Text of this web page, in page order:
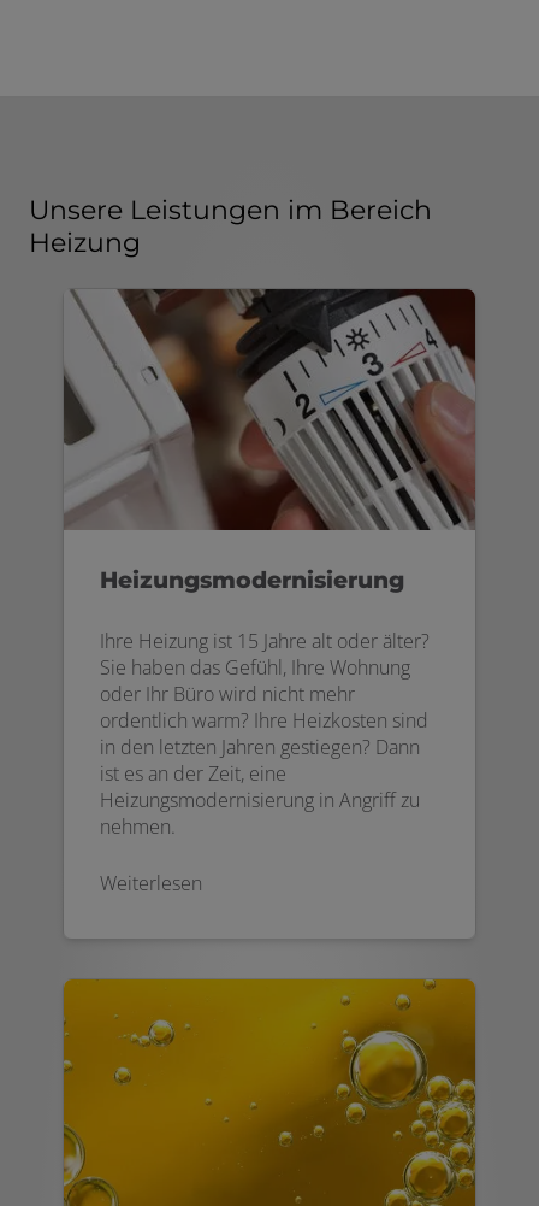
Unsere Leistungen im Bereich
Heizung
Heizungsmodernisierung
Ihre Heizung ist 15 Jahre alt oder älter?
Sie haben das Gefühl, Ihre Wohnung
oder Ihr Büro wird nicht mehr
ordentlich warm? Ihre Heizkosten sind
in den letzten Jahren gestiegen? Dann
ist es an der Zeit, eine
Heizungsmodernisierung in Angriff zu
nehmen.
Weiterlesen